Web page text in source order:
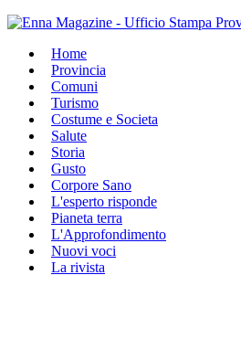
Home
Provincia
Comuni
Turismo
Costume e Societa
Salute
Storia
Gusto
Corpore Sano
L'esperto risponde
Pianeta terra
L'Approfondimento
Nuovi voci
La rivista